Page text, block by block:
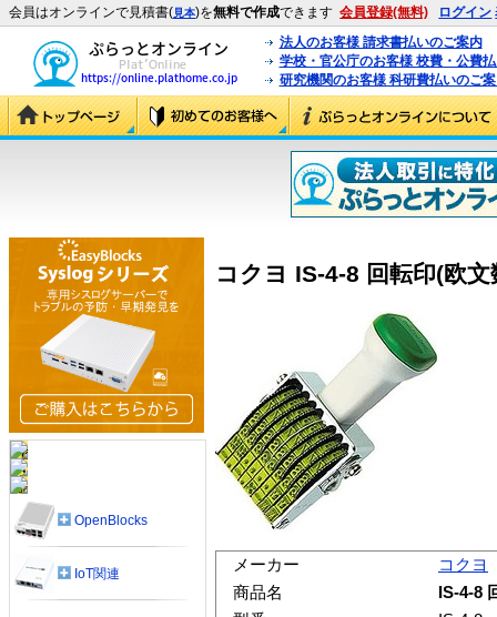
会員はオンラインで見積書(見本)を無料で作成できます 会員登録(無料) ログイン
法人のお客様 請求書払いのご案内
学校・官公庁のお客様 校費・公費
研究機関のお客様 科研費払いのご
コクヨ IS-4-8 回転印(欧
メーカー
コクヨ
商品名
IS-4-8
OpenBlocks
IoT関連